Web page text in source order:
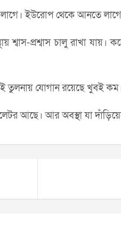
লাগে। ইউরোপ থেকে আনতে
শ্বাস-প্রশ্বাস চালু রাখা
তুলনায় যোগান রয়েছে খুবই
আছে। আর অবস্থা যা